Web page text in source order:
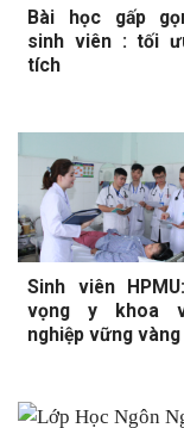
Bài học gấp
sinh viên : tối
tích
Sinh viên
vọng y khoa
nghiệp vững vàng